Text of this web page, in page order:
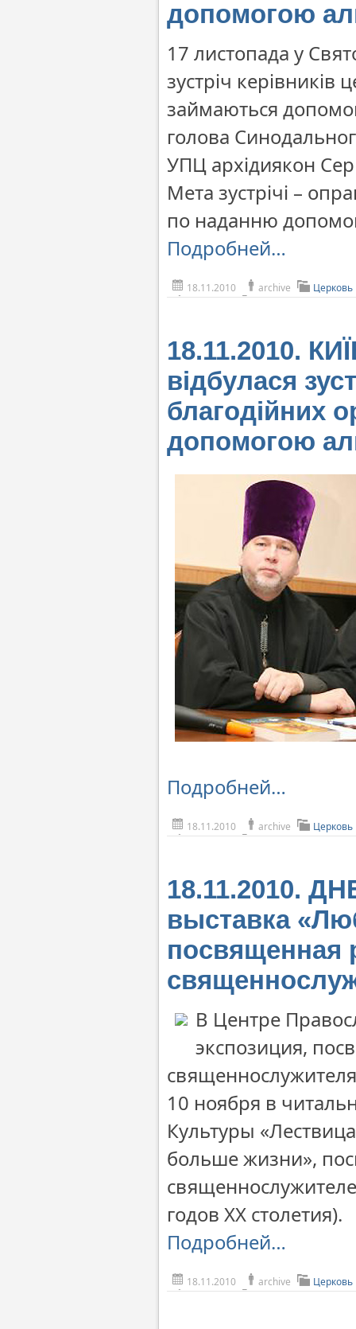
допомогою
17 листопада у
зустріч керівників
займаються
голова
УПЦ архідиякон
Мета зустрічі –
по наданню
Подробней…
18.11.2010 archive
18.11.2010.
відбулася
благодійних
допомогою
Подробней…
18.11.2010 archive
18.11.2010.
выставка
посвященная
В Центре
экспозиция,
10 ноября в
Культуры
больше жизни»,
годов ХХ столетия).
Подробней…
18.11.2010 archive